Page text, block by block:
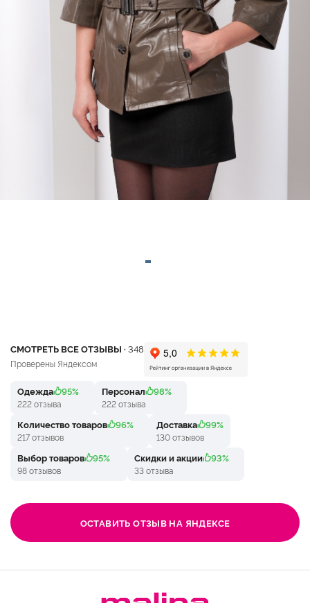
СМОТРЕТЬ ВСЕ ОТЗЫВЫ ·348
Проверены Яндексом
Одежда 95%
222 отзыва
Персонал 98%
222 отзыва
Количество товаров 96%
217 отзывов
Доставка 99%
130 отзывов
Выбор товаров 95%
98 отзывов
Скидки и акции 93%
33 отзыва
ОСТАВИТЬ ОТЗЫВ НА ЯНДЕКСЕ